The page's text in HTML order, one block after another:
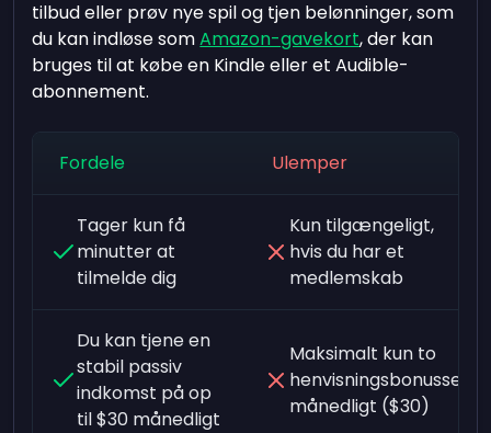
tilbud eller prøv nye spil og tjen belønninger, som
du kan indløse somAmazon-gavekort, der kan
bruges til at købe en Kindle eller et Audible-
abonnement.
Fordele Ulemper
Tager kun få
minutter at
tilmelde dig
Kun tilgængeligt,
hvis du har et
medlemskab
Du kan tjene en
stabil passiv
indkomst på op
til $30 månedligt
Maksimalt kun to
henvisningsbonusser
månedligt ($30)